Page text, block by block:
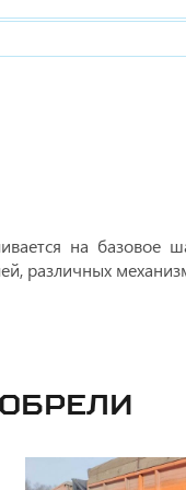
на базовое
различных